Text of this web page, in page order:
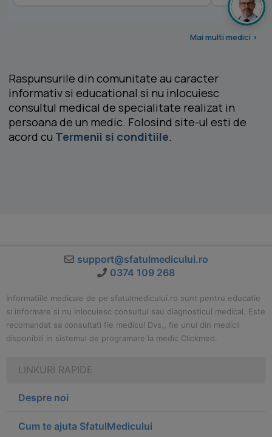
Mai multi medici >
Raspunsurile din comunitate au caracter
informativ si educational si nu inlocuiesc
consultul medical de specialitate realizat in
persoana de un medic. Folosind site-ul esti de
acord cu Termenii si conditiile.
support@sfatulmedicului.ro
0374 109 268
Informatiile medicale de pe sfatulmedicului.ro sunt pentru educatie
si informare si nu inlocuiesc consultul sau diagnosticul medical. Este
recomandat sa consultati fie medicul Dvs., fie unul din medicii
disponibili in sistemul de programare la medic Clickmed.
LINKURI RAPIDE
Despre noi
Cum te ajuta SfatulMedicului